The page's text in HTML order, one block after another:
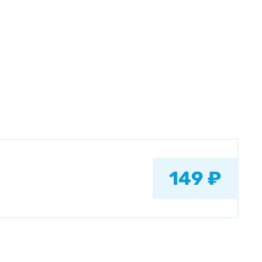
149 ₽